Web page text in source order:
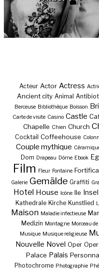
Acteur Actor Actress
Ancient city Animal
Berceuse Bibliothèque Boisson
Carte de visite Casino Castle
Chapelle Chien Church
Cocktail Coffeehouse
Couple mythique
Dom Drapeau Dôme Ebook
Film Fleur Fontaine
Galerie Gemälde Graffiti
Hotel House Icône Ile Insel
Kathedrale Kirche Kunstlied
Maison Maladie infectieuse
Medizin Montagne Morceau
Musique Musique religieuse
Nouvelle Novel Oper
Palace Palais
Photochrome Photographie